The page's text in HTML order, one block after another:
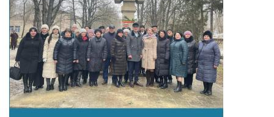
ONG-
uri
Posturi
vacante